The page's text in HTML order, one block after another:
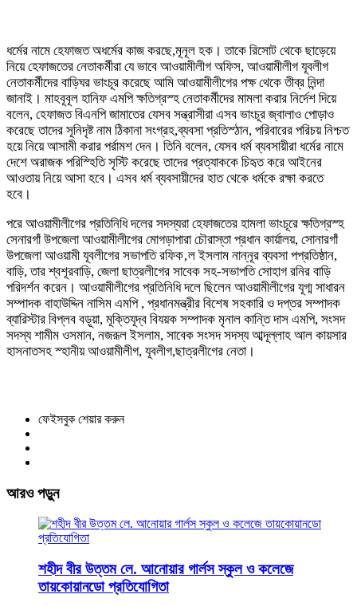
ধর্মের নামে হেফাজত অধর্মের কাজ করছে,মূনূল হক। তাকে রিসোট থেকে ছাড়েয়ে
নিয়ে হেফাজতের নেতাকর্মীরা যে ভাবে আওয়ামীলীগ অফিস, আওয়ামীলীগ যূবলীগ
নেতাকর্মীদের বাড়িঘর ভাংচূর করেছে আমি আওয়ামীলীগের পক্ষ থেকে তীব্র নিন্দা
জানাই। মাহবূবূল হানিফ এমপি ক্ষতিগ্রস্হ নেতাকর্মীদের মামলা করার নির্দেশ দিয়ে
বলেন, হেফাজত বিএনপি জামাতের যেসব সন্ত্রাসীরা এসব ভাংচূর জ্বালাও পোড়াও
করেছে তাদের সূনিদৃষ্ট নাম ঠিকানা সংগ্রহ,ব্যবসা প্রতিস্ঠান, পরিবারের পরিচয় নিশ্চত
হয়ে নিয়ে আসামী করার পর্রামশ দেন। তিনি বলেন, যেসব ধর্ম ব্যবসায়ীরা ধর্মের নামে
দেশে অরাজক পরিস্হিতি সৃস্টি করেছে তাদের প্রত্যাককে চিহৃত করে আইনের
আওতায় নিয়ে আসা হবে। এসব ধর্ম ব্যবসায়ীদের হাত থেকে ধর্মকে রক্ষা করতে
হবে।
পরে আওয়ামীলীগের প্রতিনিধি দলের সদস্যরা হেফাজতের হামলা ভাংচূরে ক্ষতিগ্রস্হ
সেনারগাঁ উপজেলা আওয়ামীলীগের মোগড়াপারা চৌরাস্তা প্রধান কার্য়ালয়, সোনারগাঁ
উপজেলা আওয়ামী যূবলীগের সভাপতি রফিক‚ল ইসলাম নান্নূর ব্যবসা পপ্রতিষ্ঠান,
বাড়ি, তার শ্বশূরবাড়ি, জেলা ছাত্রলীগের সাবেক সহ-সভাপতি সোহাগ রনির বাড়ি
পরিদর্শন করেন। আওয়ামীলীগের প্রতিনিধি দলে ছিলেন আওয়ামীলীগের যূগ্ম সাধারন
সম্পাদক বাহাউদ্দিন নাসিম এমপি , প্রধানমন্ত্রীর বিশেষ সহকারি ও দপ্তর সম্পাদক
ব্যারিস্টার বিপ্লব বড়ূয়া, মূক্তিযূদ্ব বিযয়ক সম্পাদক মৃনাল কান্তি দাস এমপি, সংসদ
সদস্য শামীম ওসমান, নজরূল ইসলাম, সাবেক সংসদ সদস্য আব্দূল্লাহ আল কায়সার
হাসনাতসহ স্হানীয় আওয়ামীলীগ, যূবলীগ,ছাত্রলীগের নেতা।
ফেইসবুক শেয়ার করুন
আরও পড়ুন
শহীদ বীর উত্তম লে. আনোয়ার গার্লস স্কুল ও কলেজে
তায়কোয়ানডো প্রতিযোগিতা